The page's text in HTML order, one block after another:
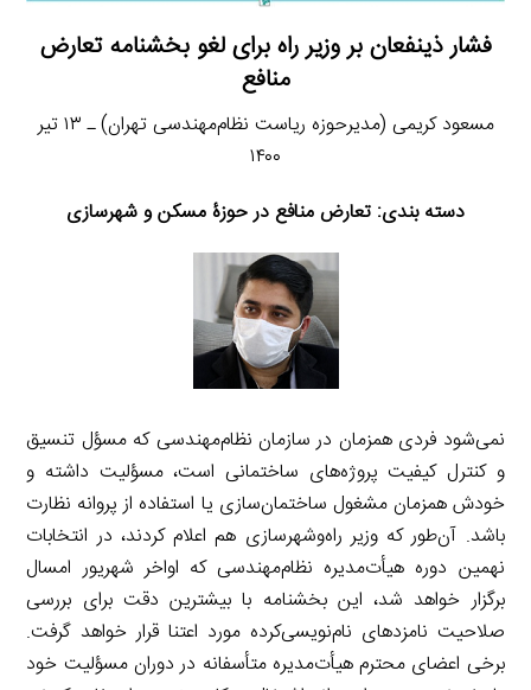
فشار ذینفعان بر وزیر راه برای لغو بخشنامه تعارض
منافع
مسعود کریمی (مدیرحوزه ریاست نظام‌مهندسی تهران) ـ ۱۳ تیر
۱۴۰۰
دسته بندی: تعارض منافع در حوزۀ مسکن و شهرسازی
نمی‌شود فردی همزمان در سازمان نظام‌مهندسی که مسؤل تنسیق
و کنترل کیفیت پروژه‌های ساختمانی است، مسؤلیت داشته و
خودش همزمان مشغول ساختمان‌سازی یا استفاده از پروانه نظارت
باشد. آن‌طور که وزیر راه‌وشهرسازی هم اعلام کردند، در انتخابات
نهمین دوره هیأت‌مدیره نظام‌مهندسی که اواخر شهریور امسال
برگزار خواهد شد، این بخشنامه با بیشترین دقت برای بررسی
صلاحیت نامزدهای نام‌نویسی‌کرده مورد اعتنا قرار خواهد گرفت.
برخی اعضای محترم هیأت‌مدیره متأسفانه در دوران مسؤلیت خود